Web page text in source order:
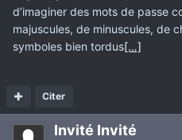
d’imaginer des mots de passe
majuscules, de minuscules, de
symboles bien tordus[…]
Citer
Invité Invité